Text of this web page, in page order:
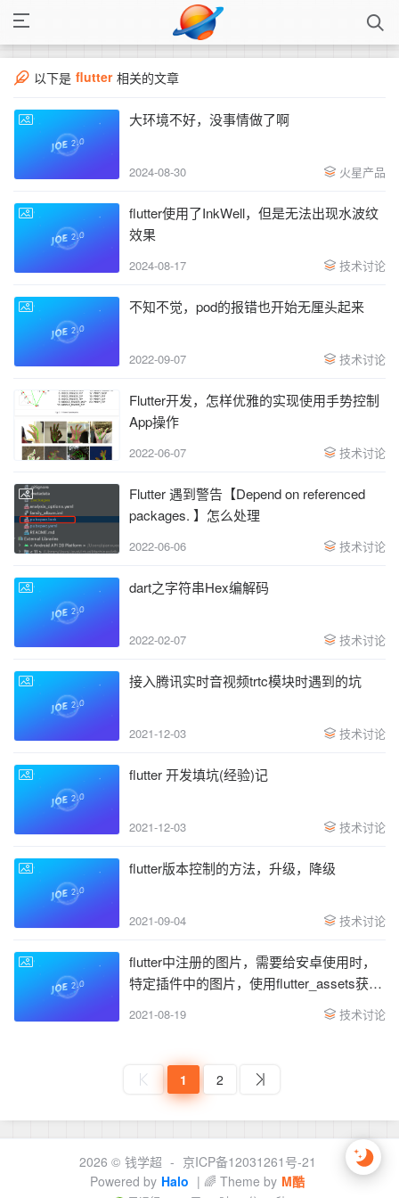
以下是 flutter 相关的文章
大环境不好，没事情做了啊
2024-08-30 火星产品
flutter使用了InkWell，但是无法出现水波纹
效果
2024-08-17 技术讨论
不知不觉，pod的报错也开始无厘头起来
2022-09-07 技术讨论
Flutter开发，怎样优雅的实现使用手势控制
App操作
2022-06-07 技术讨论
Flutter 遇到警告【Depend on referenced
packages. 】怎么处理
2022-06-06 技术讨论
dart之字符串Hex编解码
2022-02-07 技术讨论
接入腾讯实时音视频trtc模块时遇到的坑
2021-12-03 技术讨论
flutter 开发填坑(经验)记
2021-12-03 技术讨论
flutter版本控制的方法，升级，降级
2021-09-04 技术讨论
flutter中注册的图片，需要给安卓使用时，
特定插件中的图片，使用flutter_assets获取
2021-08-19 技术讨论
1 2
2026 © 钱学超 - 京ICP备12031261号-21
Powered by Halo | 🌈 Theme by M酷